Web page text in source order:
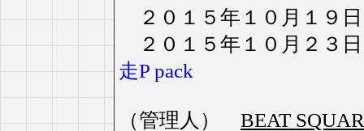
２０１５年１０月１９
２０１５年１０月２３
走P pack
（管理人） BEAT